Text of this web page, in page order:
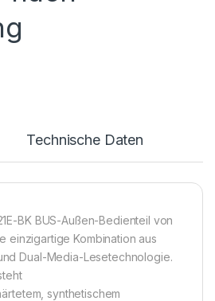
Technische Daten
BK BUS-Außen-Bedienteil von
einzigartige Kombination aus
Dual-Media-Lesetechnologie.
synthetischem